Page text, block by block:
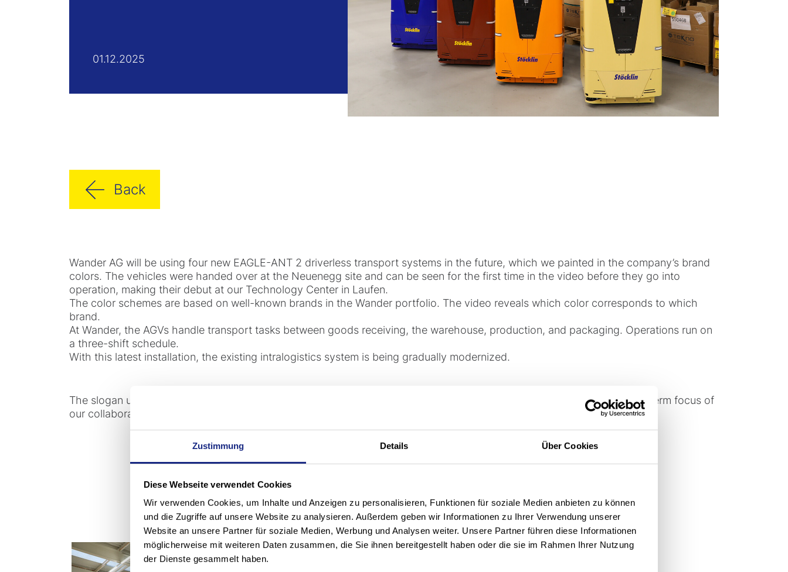
Zustimmung Details Über Cookies
Diese Webseite verwendet Cookies
Wir verwenden Cookies, um Inhalte und Anzeigen zu personalisieren, Funktionen für soziale Medien anbieten zu können
und die Zugriffe auf unsere Website zu analysieren. Außerdem geben wir Informationen zu Ihrer Verwendung unserer
Website an unsere Partner für soziale Medien, Werbung und Analysen weiter. Unsere Partner führen diese Informationen
möglicherweise mit weiteren Daten zusammen, die Sie ihnen bereitgestellt haben oder die sie im Rahmen Ihrer Nutzung
der Dienste gesammelt haben.
01.12.2025
Back
Wander AG will be using four new EAGLE-ANT 2 driverless transport systems in the future, which we painted in the company’s brand
colors. The vehicles were handed over at the Neuenegg site and can be seen for the first time in the video before they go into
operation, making their debut at our Technology Center in Laufen.
The color schemes are based on well-known brands in the Wander portfolio. The video reveals which color corresponds to which
brand.
At Wander, the AGVs handle transport tasks between goods receiving, the warehouse, production, and packaging. Operations run on
a three-shift schedule.
With this latest installation, the existing intralogistics system is being gradually modernized.
The slogan used by Wander—“With Ovomaltine, you can’t do it better. But you can do it longer.”—underscores the long-term focus of
our collaboration.